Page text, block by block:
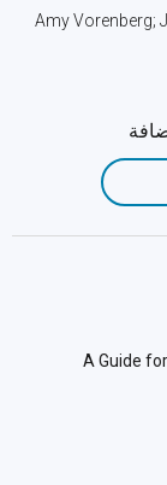
Amy Vorenberg;
A Guide